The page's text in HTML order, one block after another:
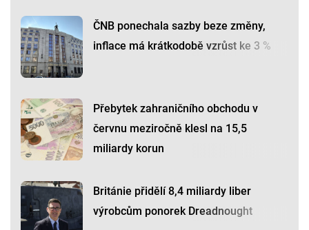
ČNB ponechala sazby beze změny,
inflace má krátkodobě vzrůst ke 3 %
Přebytek zahraničního obchodu v
červnu meziročně klesl na 15,5
miliardy korun
Británie přidělí 8,4 miliardy liber
výrobcům ponorek Dreadnought